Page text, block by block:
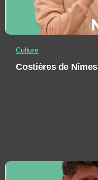
Culture
Costières de Nîmes